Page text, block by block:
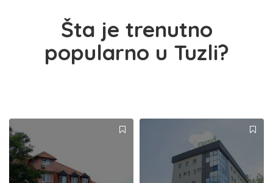
Šta je trenutno
popularno u Tuzli?